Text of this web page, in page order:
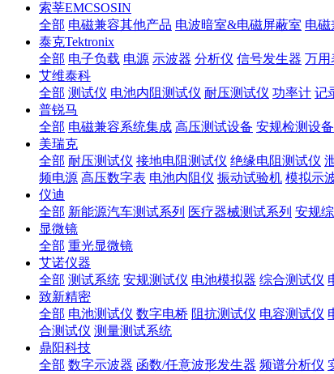
索莘EMCSOSIN
全部 电磁兼容其他产品 电波暗室&电磁屏蔽室 电磁
泰克Tektronix
全部 电子负载 电源 示波器 分析仪 信号发生器 万用
艾维泰科
全部 测试仪 电池内阻测试仪 耐压测试仪 功率计 记
普锐马
全部 电磁兼容系统集成 高压测试设备 安规检测设备
美瑞克
全部 耐压测试仪 接地电阻测试仪 绝缘电阻测试仪
频电源 高压数字表 电池内阻仪 振动试验机 模拟示
仪迪
全部 新能源汽车测试系列 医疗器械测试系列 安规
显微镜
全部 重光显微镜
艾诺仪器
全部 测试系统 安规测试仪 电池模拟器 综合测试仪
致新精密
全部 电池测试仪 数字电桥 阻抗测试仪 电容测试仪
合测试仪 测量测试系统
鼎阳科技
全部 数字示波器 函数/任意波形发生器 频谱分析仪